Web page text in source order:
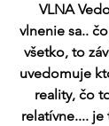
VLNA
vlnenie sa..
všetko, to
uvedomuje
reality, čo
relatívne....